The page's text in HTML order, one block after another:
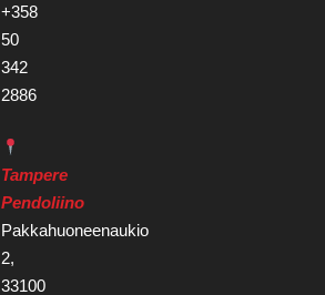
+358
50
342
2886
Tampere
Pendoliino
Pakkahuoneenaukio
2,
33100